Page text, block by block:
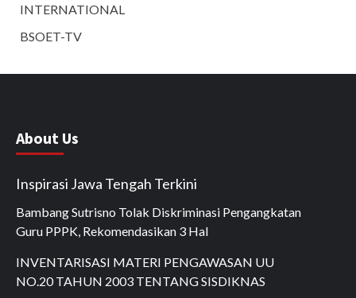
INTERNATIONAL
BSOET-TV
About Us
Inspirasi Jawa Tengah Terkini
Bambang Sutrisno Tolak Diskriminasi Pengangkatan
Guru PPPK, Rekomendasikan 3 Hal
INVENTARISASI MATERI PENGAWASAN UU
NO.20 TAHUN 2003 TENTANG SISDIKNAS